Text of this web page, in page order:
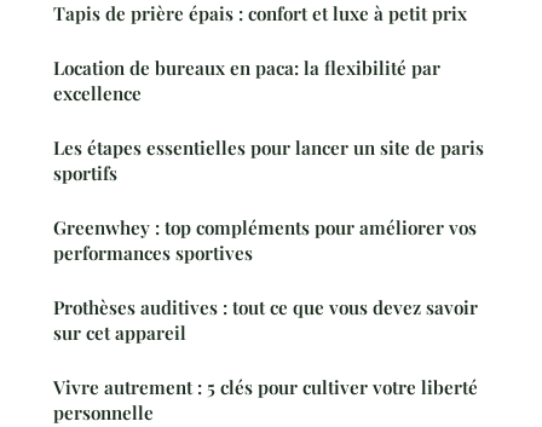
Tapis de prière épais : confort et luxe à petit prix
Location de bureaux en paca: la flexibilité par
excellence
Les étapes essentielles pour lancer un site de paris
sportifs
Greenwhey : top compléments pour améliorer vos
performances sportives
Prothèses auditives : tout ce que vous devez savoir
sur cet appareil
Vivre autrement : 5 clés pour cultiver votre liberté
personnelle